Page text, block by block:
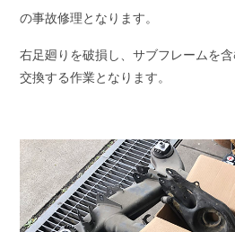
の事故修理となります。
右足廻りを破損し、サブフレームを
交換する作業となります。